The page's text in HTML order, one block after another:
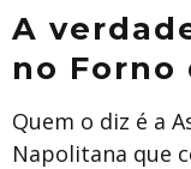
A
no Forno
Quem o diz é a
Napolitana que